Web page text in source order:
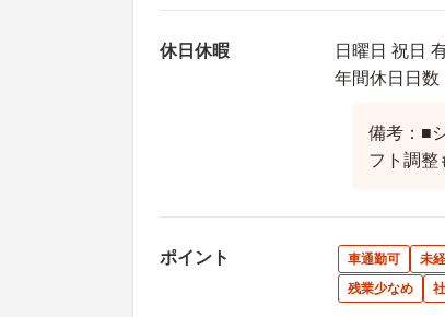
休日休暇
日曜日 祝日
年間休日日数
備考：■
フト調
ポイント 車通勤可 未
残業少なめ